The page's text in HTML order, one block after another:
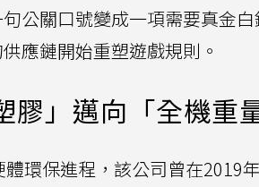
公關口號變成一項需要真金
應鏈開始重塑遊戲規則。
膠」邁向「全機重
體環保進程，該公司曾在2019